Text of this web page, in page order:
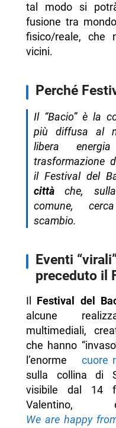
tal modo si
fusione tra
fisico/reale, che
vicini.
Perché
Il “Bacio” è la
più diffusa al
libera
trasformazione
il Festival del
cittàche,
comune,
scambio.
Eventi
preceduto il
Il Festival del
alcune
multimediali,
che hanno
l’enorme cuore
sulla collina di
visibile dal 14
We are happy